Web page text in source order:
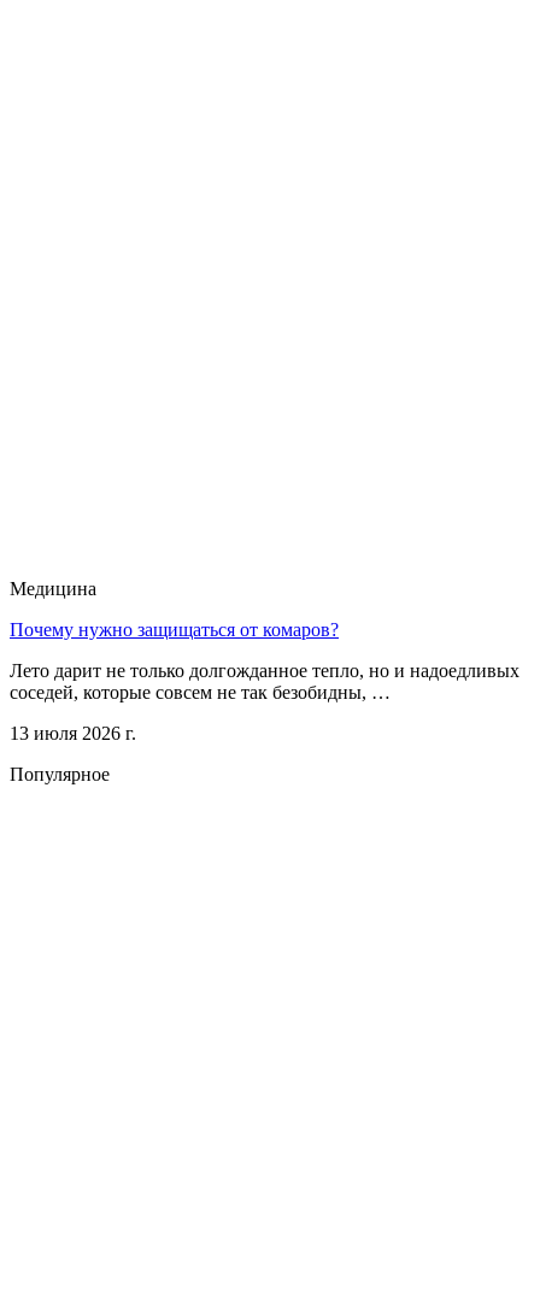
Медицина
Почему нужно защищаться от комаров?
Лето дарит не только долгожданное тепло, но и надоедливых
соседей, которые совсем не так безобидны, …
13 июля 2026 г.
Популярное